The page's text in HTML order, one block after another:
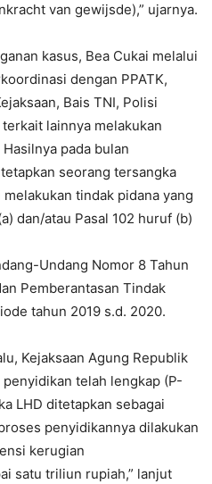
van gewijsde),” ujarnya.
kasus, Bea Cukai melalui
dengan PPATK,
Bais TNI, Polisi
lainnya melakukan
pada bulan
seorang tersangka
tindak pidana yang
dan/atau Pasal 102 huruf (b)
Undang Nomor 8 Tahun
Pemberantasan Tindak
tahun 2019 s.d. 2020.
Kejaksaan Agung Republik
telah lengkap (P-
LHD ditetapkan sebagai
penyidikannya dilakukan
kerugian
satu triliun rupiah,” lanjut